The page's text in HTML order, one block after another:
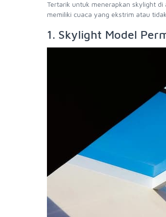
Tertarik untuk menerapkan skylight
memiliki cuaca yang ekstrim atau
1. Skylight Model